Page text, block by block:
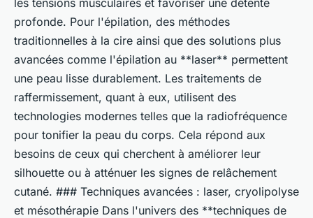
profonde. Pour l'épilation, des méthodes
traditionnelles à la cire ainsi que des solutions plus
avancées comme l'épilation au **laser** permettent
une peau lisse durablement. Les traitements de
raffermissement, quant à eux, utilisent des
technologies modernes telles que la radiofréquence
pour tonifier la peau du corps. Cela répond aux
besoins de ceux qui cherchent à améliorer leur
silhouette ou à atténuer les signes de relâchement
cutané. ### Techniques avancées : laser, cryolipolyse
et mésothérapie Dans l'univers des **techniques de